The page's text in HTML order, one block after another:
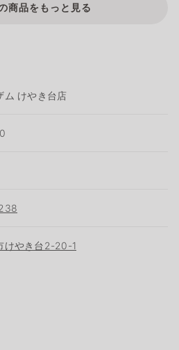
商品をもっと見る
ム けやき台店
けやき台2-20-1